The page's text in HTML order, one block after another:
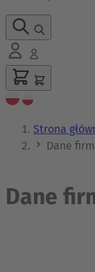
Strona
Dane
Dane